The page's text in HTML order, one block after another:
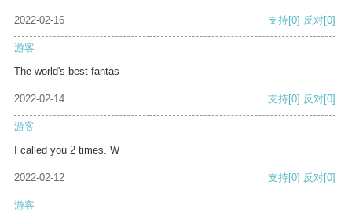
2022-02-16 支持[0] 反对[0]
游客
The world's best fantas
2022-02-14 支持[0] 反对[0]
游客
I called you 2 times. W
2022-02-12 支持[0] 反对[0]
游客